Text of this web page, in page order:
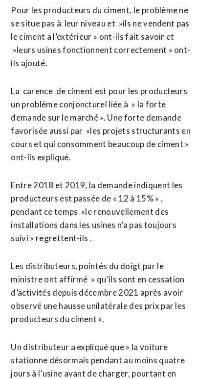
Pour les producteurs du ciment, le problème ne
se situe pas à leur niveau et »ils ne vendent pas
le ciment a l’extérieur » ont-ils fait savoir et
»leurs usines fonctionnent correctement » ont-
ils ajouté.
La carence de ciment est pour les producteurs
un problème conjoncturel liée à » la forte
demande sur le marché ». Une forte demande
favorisée aussi par »les projets structurants en
cours et qui consomment beaucoup de ciment »
ont-ils expliqué.
Entre 2018 et 2019, la demande indiquent les
producteurs est passée de « 12 à 15% » ,
pendant ce temps »le renouvellement des
installations dans les usines n’a pas toujours
suivi » regrettent-ils .
Les distributeurs, pointés du doigt par le
ministre ont affirmé » qu’ils sont en cessation
d’activités depuis décembre 2021 après avoir
observé une hausse unilatérale des prix par les
producteurs du ciment ».
Un distributeur a expliqué que » la voiture
stationne désormais pendant au moins quatre
jours à l’usine avant de charger, pourtant en